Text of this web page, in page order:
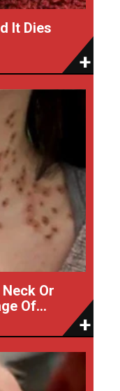
It Dies
Or
Of...